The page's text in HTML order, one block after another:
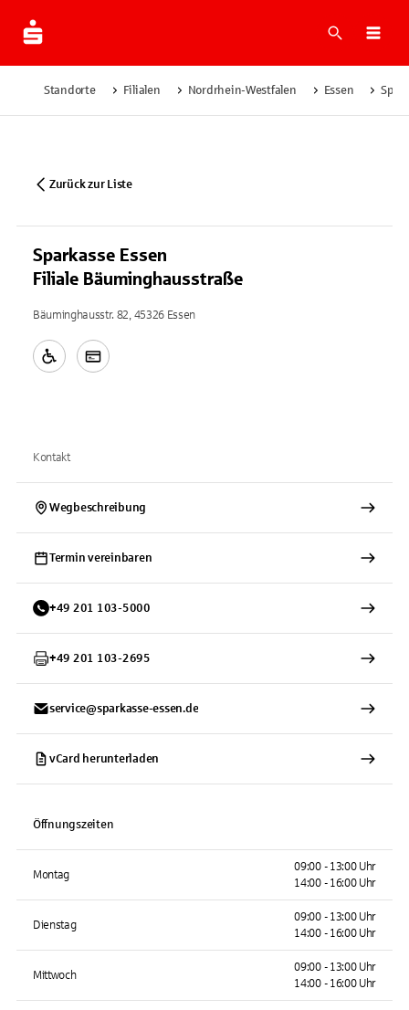
Suche
Standorte Filialen Nordrhein-Westfalen Essen
Zurück zur Liste
Sparkasse Essen
Filiale Bäuminghausstraße
Bäuminghausstr. 82, 45326 Essen
Kontakt
Wegbeschreibung
Termin vereinbaren
+49 201 103-5000
+49 201 103-2695
service@sparkasse-essen.de
vCard herunterladen
Öffnungszeiten
Montag
09:00 - 13:00 Uhr
14:00 - 16:00 Uhr
Dienstag
09:00 - 13:00 Uhr
14:00 - 16:00 Uhr
Mittwoch
09:00 - 13:00 Uhr
14:00 - 16:00 Uhr